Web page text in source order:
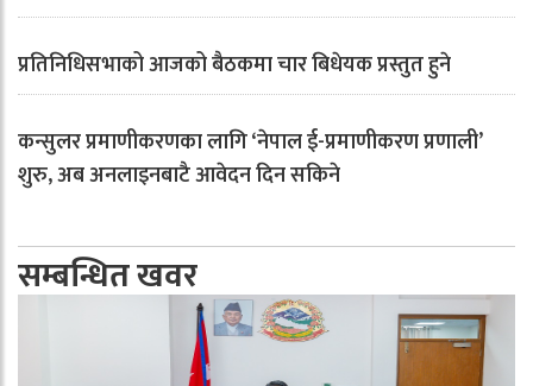
प्रतिनिधिसभाको आजको बैठकमा चार बिधेयक प्रस्तुत हुने
कन्सुलर प्रमाणीकरणका लागि ‘नेपाल ई-प्रमाणीकरण प्रणाली’
शुरु, अब अनलाइनबाटै आवेदन दिन सकिने
सम्बन्धित खवर